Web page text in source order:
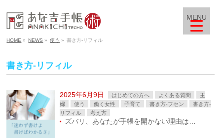
HOME » NEWS » 使う » 書き方-リフィル
書き方-リフィル
2025年6月9日 はじめての方へ よくある質問
主
婦
使う 働く女性 子育て 書き方-フセン
書き方-
リフィル
考え方
ズバリ、あなたが手帳を開かない理由は…
MENU